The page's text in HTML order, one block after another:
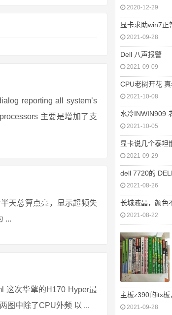
reporting all system’s
主要是增加了支
天总算点亮，显示超频失
...
这次华擎的H170 Hyper最
图中除了CPU外频 以 ...
2020-12-29
显卡求助win7正
2021-09-28
Dell 八声报警
2021-09-09
CPU老树开花 真
2021-10-08
水冷INWIN909
2021-10-05
显卡说几个泰坦
2021-09-29
dell 7720的
2021-08-26
长城液晶，颜色
2021-08-22
主板z390的itx板
2021-09-28